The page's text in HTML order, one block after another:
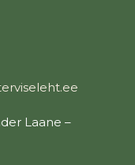
Laane –